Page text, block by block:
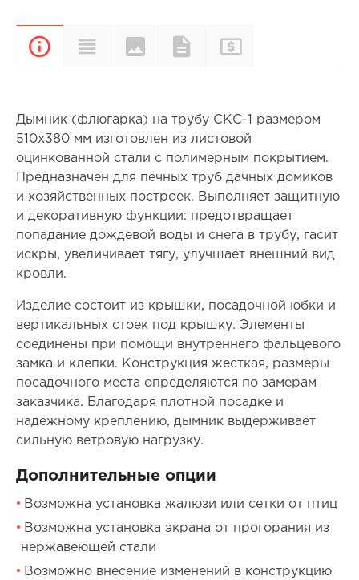
ОписаниеХарактеристики
Цвета и
покрытия
Документы
Дымник (флюгарка) на трубу СКС-1 размером
510х380 мм изготовлен из листовой
оцинкованной стали с полимерным покрытием.
Предназначен для печных труб дачных домиков
и хозяйственных построек. Выполняет защитную
и декоративную функции: предотвращает
попадание дождевой воды и снега в трубу, гасит
искры, увеличивает тягу, улучшает внешний вид
кровли.
Изделие состоит из крышки, посадочной юбки и
вертикальных стоек под крышку. Элементы
соединены при помощи внутреннего фальцевого
замка и клепки. Конструкция жесткая, размеры
посадочного места определяются по замерам
заказчика. Благодаря плотной посадке и
надежному креплению, дымник выдерживает
сильную ветровую нагрузку.
Дополнительные опции
Возможна установка жалюзи или сетки от птиц
Возможна установка экрана от прогорания из
нержавеющей стали
Возможно внесение изменений в конструкцию